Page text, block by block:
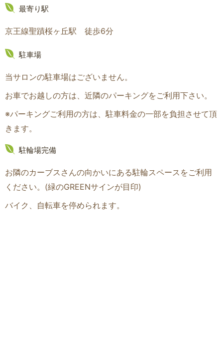
最寄り駅
京王線聖蹟桜ヶ丘駅 徒歩6分
駐車場
当サロンの駐車場はございません。
お車でお越しの方は、近隣のパーキングをご利用下さい。
※パーキングご利用の方は、駐車料金の一部を負担させて頂
きます。
駐輪場完備
お隣のカーブスさんの向かいにある駐輪スペースをご利用
ください。(緑のGREENサインが目印)
バイク、自転車を停められます。